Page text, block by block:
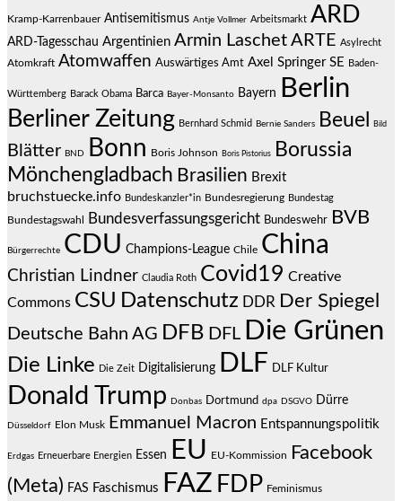
Kramp-Karrenbauer Antisemitismus Antje Vollmer Arbeitsmarkt ARD
ARD-Tagesschau Argentinien Armin Laschet ARTE Asylrecht
Atomkraft Atomwaffen Auswärtiges Amt Axel Springer SE Baden-
Württemberg Barack Obama Barca Bayer-Monsanto Bayern Berlin
Berliner Zeitung Bernhard Schmid Bernie Sanders Beuel Bild
Blätter BND Bonn Boris Johnson Boris Pistorius
Borussia
Mönchengladbach Brasilien Brexit
bruchstuecke.info Bundeskanzler*in Bundesregierung Bundestag
Bundestagswahl Bundesverfassungsgericht Bundeswehr BVB
Bürgerrechte CDU Champions-League Chile China
Christian Lindner Claudia Roth Covid19 Creative
Commons CSU Datenschutz DDR Der Spiegel
Deutsche Bahn AG DFB DFL Die Grünen
Die Linke Die Zeit Digitalisierung DLF DLF Kultur
Donald Trump Donbas Dortmund dpa DSGVO Dürre
Düsseldorf Elon Musk Emmanuel Macron Entspannungspolitik
Erdgas Erneuerbare Energien Essen EU EU-Kommission
Facebook
(Meta) FAS Faschismus FAZ FDP Feminismus